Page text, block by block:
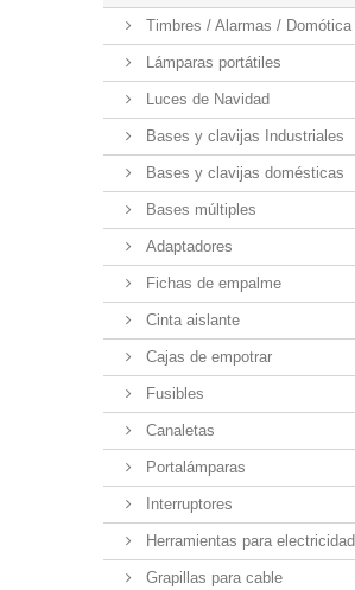
Timbres / Alarmas / Domótica
Lámparas portátiles
Luces de Navidad
Bases y clavijas Industriales
Bases y clavijas domésticas
Bases múltiples
Adaptadores
Fichas de empalme
Cinta aislante
Cajas de empotrar
Fusibles
Canaletas
Portalámparas
Interruptores
Herramientas para electricidad
Grapillas para cable